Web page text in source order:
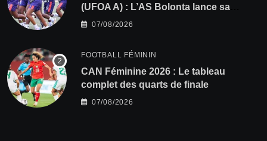
(UFOA A) : L’AS Bolonta lance sa
conquête de l’Afrique en Gambie
07/08/2026
FOOTBALL FÉMININ
CAN Féminine 2026 : Le tableau
complet des quarts de finale
07/08/2026